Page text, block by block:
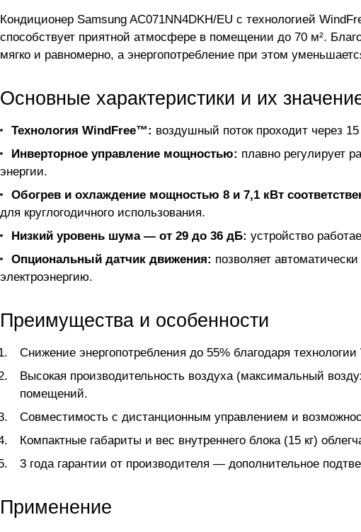
Кондиционер Samsung AC071NN4DKH/EU с технологией
способствует приятной атмосфере в помещении до 70 м².
мягко и равномерно, а энергопотребление при этом
Основные характеристики и их
Технология WindFree™: воздушный поток проходит через
Инверторное управление мощностью: плавно регулирует
энергии.
Обогрев и охлаждение мощностью 8 и 7,1 кВт
для круглогодичного использования.
Низкий уровень шума — от 29 до 36 дБ: устройство
Опциональный датчик движения: позволяет
электроэнергию.
Преимущества и особенности
Снижение энергопотребления до 55% благодаря
Высокая производительность воздуха (максимальный
помещений.
Совместимость с дистанционным управлением и
Компактные габариты и вес внутреннего блока (15 кг)
3 года гарантии от производителя — дополнительное
Применение